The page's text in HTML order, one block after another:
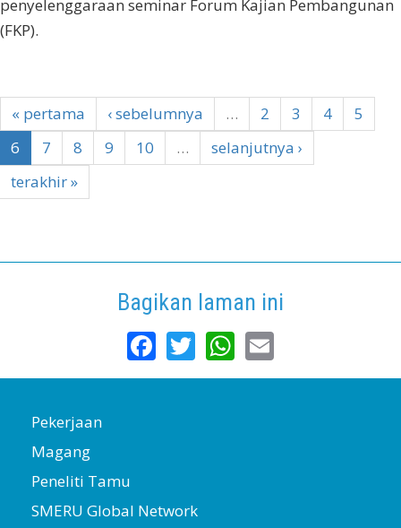
penyelenggaraan seminar Forum Kajian Pembangunan
(FKP).
« pertama ‹ sebelumnya … 2 3 4
5
6
7 8 9 10 …
selanjutnya ›
terakhir »
Bagikan laman ini
Facebook
TwitterWhatsApp
Pekerjaan
Magang
Peneliti Tamu
SMERU Global Network